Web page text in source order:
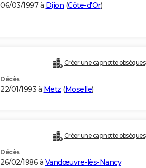
06/03/1997 à Dijon (Côte-d'Or)
Créer une cagnotte obsèques
Décès
22/01/1993 à Metz (Moselle)
Créer une cagnotte obsèques
Décès
26/02/1986 à Vandœuvre-lès-Nancy